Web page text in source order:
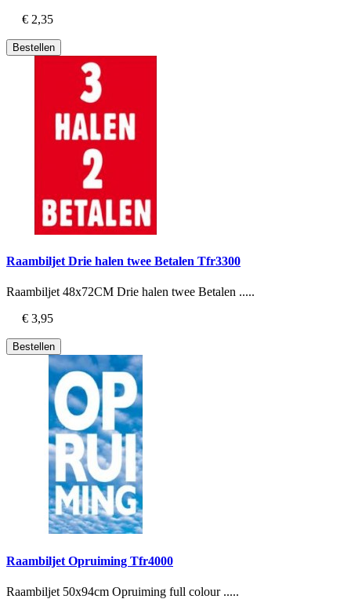
€ 2,35
Bestellen
Raambiljet Drie halen twee Betalen Tfr3300
Raambiljet 48x72CM Drie halen twee Betalen .....
€ 3,95
Bestellen
Raambiljet Opruiming Tfr4000
Raambiljet 50x94cm Opruiming full colour .....